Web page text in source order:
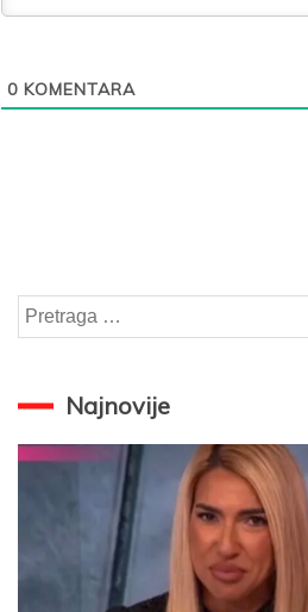
0 KOMENTARA
Pretraga
za:
Najnovije